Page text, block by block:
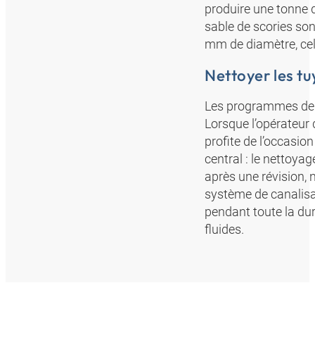
produire une tonne
sable de scories
mm de diamètre,
Nettoyer les
Les programmes
Lorsque
profite de
central : le
après une révision,
système de
pendant toute la
fluides.